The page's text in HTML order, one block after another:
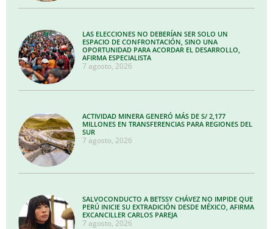
LAS ELECCIONES NO DEBERÍAN SER SOLO UN
ESPACIO DE CONFRONTACIÓN, SINO UNA
OPORTUNIDAD PARA ACORDAR EL DESARROLLO,
AFIRMA ESPECIALISTA
7 agosto, 2026
ACTIVIDAD MINERA GENERÓ MÁS DE S/ 2,177
MILLONES EN TRANSFERENCIAS PARA REGIONES DEL
SUR
7 agosto, 2026
SALVOCONDUCTO A BETSSY CHÁVEZ NO IMPIDE QUE
PERÚ INICIE SU EXTRADICIÓN DESDE MÉXICO, AFIRMA
EXCANCILLER CARLOS PAREJA
7 agosto, 2026